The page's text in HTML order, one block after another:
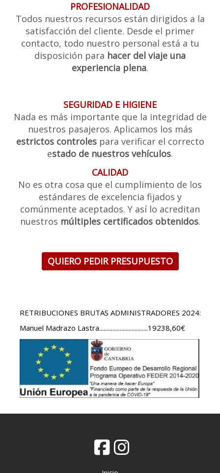
PROFESIONALIDAD
Todos nuestros recursos están dirigidos a la
satisfacción del cliente. Desde el primer
contacto, todo nuestro personal está a tu
disposición para hacer del viaje una
experiencia plena.
SEGURIDAD E HIGIENE
Nada es más importante que la integridad de
nuestros pasajeros. Aplicamos los más
estrictos controlespara verificar el correcto
estado de nuestros vehículos.
CALIDAD
No es otra cosa que el cumplimiento de los
estándares de excelencia fijados y
comúnmente aceptados. Y así lo acreditan
nuestros múltiples certificados obtenidos.
QUIERO PEDIR PRESUPUESTO
RETRIBUCIONES BRUTAS ADMINISTRADORES 2024:
Manuel Madrazo Lastra.................................19238,60€